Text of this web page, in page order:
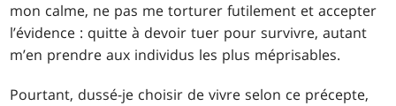
mon calme, ne pas me torturer futilement et accepter
l’évidence : quitte à devoir tuer pour survivre, autant
m’en prendre aux individus les plus méprisables.
Pourtant, dussé-je choisir de vivre selon ce précepte,